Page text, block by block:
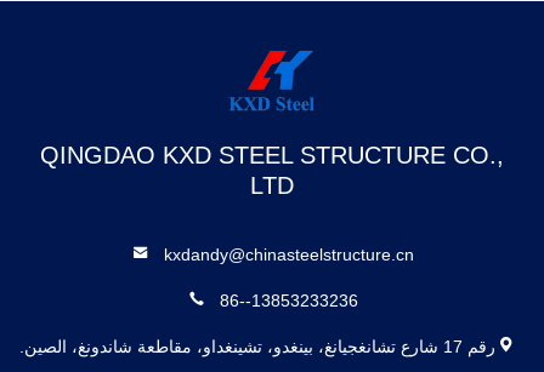
QINGDAO KXD STEEL STRUCTURE CO.,
LTD
kxdandy@chinasteelstructure.cn
86--13853233236
رقم 17 شارع تشانغجيانغ، بينغدو، تشينغداو، مقاطعة شاندونغ، الصين.